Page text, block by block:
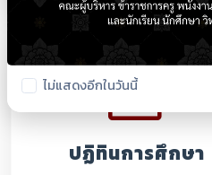
ปฏิทินการศึกษา
ไม่แสดงอีกในวันนี้